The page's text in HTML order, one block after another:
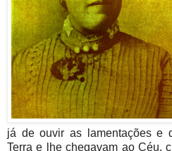
já de ouvir as lamentações e
Terra e lhe chegavam ao Céu,